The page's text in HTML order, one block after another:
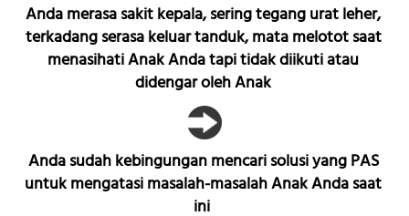
Anda merasa sakit kepala, sering tegang urat leher,
terkadang serasa keluar tanduk, mata melotot saat
menasihati Anak Anda tapi tidak diikuti atau
didengar oleh Anak
Anda sudah kebingungan mencari solusi yang PAS
untuk mengatasi masalah-masalah Anak Anda saat
ini